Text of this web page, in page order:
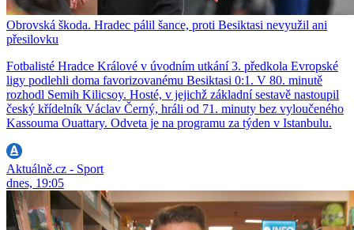
Obrovská škoda. Hradec pálil šance, proti Besiktasi nevyužil ani
přesilovku
Fotbalisté Hradce Králové v úvodním utkání 3. předkola Evropské
ligy podlehli doma favorizovanému Besiktasi 0:1. V 80. minutě
rozhodl Semih Kilicsoy. Hosté, v jejichž základní sestavě nastoupil
český křídelník Václav Černý, hráli od 71. minuty bez vyloučeného
Kassouma Ouattary. Odveta je na programu za týden v Istanbulu.
Aktuálně.cz - Sport
dnes, 19:05